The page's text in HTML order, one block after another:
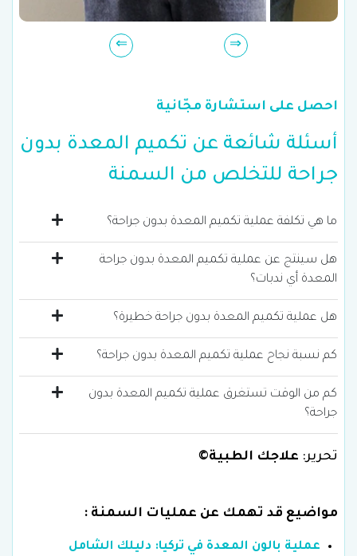
احصل على استشارة مجّانية
أسئلة شائعة عن تكميم المعدة بدون
جراحة للتخلص من السمنة
ما هي تكلفة عملية تكميم المعدة بدون جراحة؟
هل سينتج عن عملية تكميم المعدة بدون جراحة
المعدة أي ندبات؟
هل عملية تكميم المعدة بدون جراحة خطيرة؟
كم نسبة نجاح عملية تكميم المعدة بدون جراحة؟
كم من الوقت تستغرق عملية تكميم المعدة بدون
جراحة؟
تحرير: علاجك الطبية©
مواضيع قد تهمك عن عمليات السمنة :
عملية بالون المعدة في تركيا: دليلك الشامل